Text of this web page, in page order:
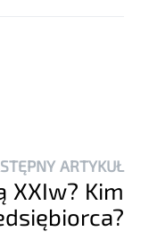
ARTYKUŁ
XXIw? Kim